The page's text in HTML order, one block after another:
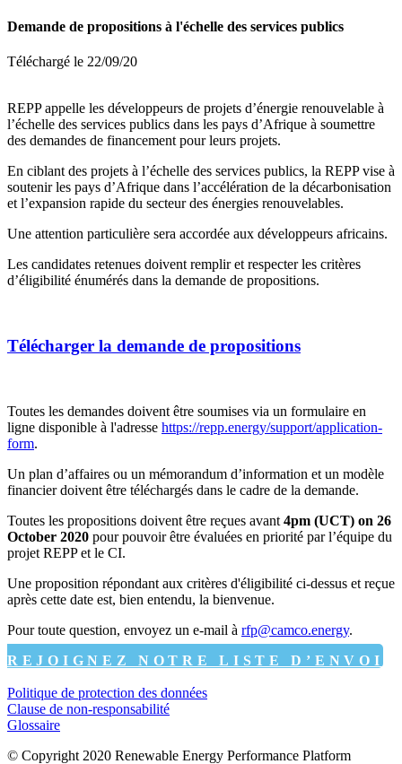
Demande de propositions à l'échelle des services publics
Téléchargé le 22/09/20
REPP appelle les développeurs de projets d’énergie renouvelable à
l’échelle des services publics dans les pays d’Afrique à soumettre
des demandes de financement pour leurs projets.
En ciblant des projets à l’échelle des services publics, la REPP vise à
soutenir les pays d’Afrique dans l’accélération de la décarbonisation
et l’expansion rapide du secteur des énergies renouvelables.
Une attention particulière sera accordée aux développeurs africains.
Les candidates retenues doivent remplir et respecter les critères
d’éligibilité énumérés dans la demande de propositions.
Télécharger la demande de propositions
Toutes les demandes doivent être soumises via un formulaire en
ligne disponible à l'adresse https://repp.energy/support/application-
form.
Un plan d’affaires ou un mémorandum d’information et un modèle
financier doivent être téléchargés dans le cadre de la demande.
Toutes les propositions doivent être reçues avant 4pm (UCT) on 26
October 2020 pour pouvoir être évaluées en priorité par l’équipe du
projet REPP et le CI.
Une proposition répondant aux critères d'éligibilité ci-dessus et reçue
après cette date est, bien entendu, la bienvenue.
Pour toute question, envoyez un e-mail à rfp@camco.energy.
REJOIGNEZ NOTRE LISTE D’ENVOI
Politique de protection des données
Clause de non-responsabilité
Glossaire
© Copyright 2020 Renewable Energy Performance Platform